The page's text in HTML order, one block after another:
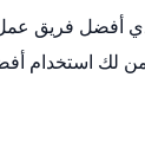
أيدي أفضل
لك استخدام